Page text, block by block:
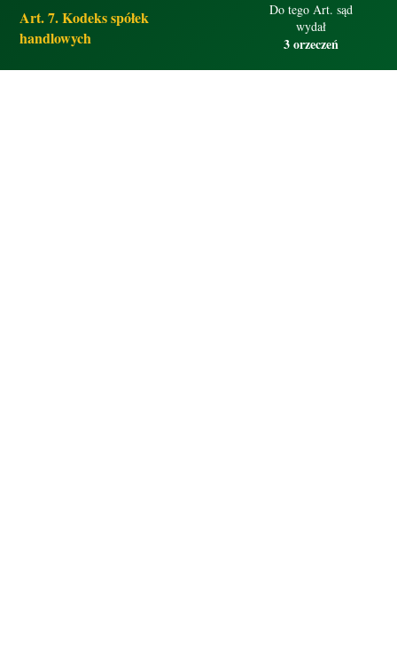
Art. 7. Kodeks spółek
handlowych
Do tego Art. sąd
wydał
3 orzeczeń